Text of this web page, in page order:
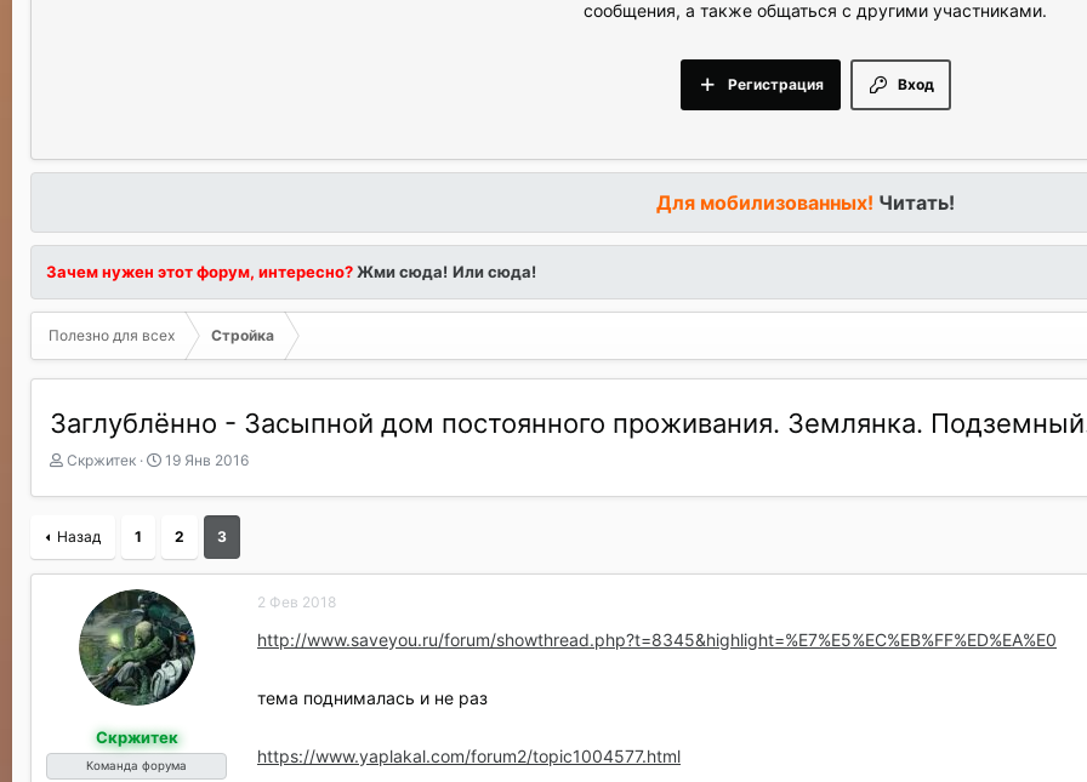
сообщения, а также общаться с другими участниками.
Вход
Регистрация
Для мобилизованных! Читать!
Зачем нужен этот форум, интересно?Жми сюда! Или сюда!
Полезно для всех Стройка
Заглублённо - Засыпной дом постоянного проживания. Землянка.
А
т
р
Скржитек
Д
т
а
л
а
19 Янв 2016
Назад 1 2 3
Скржитек
Команда форума
2 Фев 2018
http://www.saveyou.ru/forum/showthread.php?t=8345&highlight=%E7%E5%EC%EB%FF%ED%EA%E0
тема поднималась и не раз
https://www.yaplakal.com/forum2/topic1004577.html